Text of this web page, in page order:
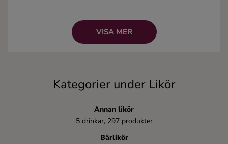
Rosa Pantern (Likör 43),
White Russian
Cosmopolitan(Cointreau)
VISA MER
Kategorier under Likör
Annan likör
5 drinkar, 297 produkter
Bärlikör